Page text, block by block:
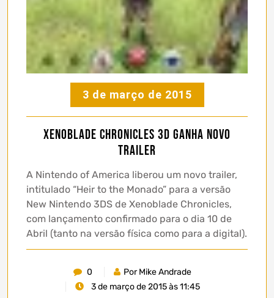
3 de março de 2015
Xenoblade Chronicles 3D ganha novo
trailer
A Nintendo of America liberou um novo trailer,
intitulado “Heir to the Monado” para a versão
New Nintendo 3DS de Xenoblade Chronicles,
com lançamento confirmado para o dia 10 de
Abril (tanto na versão física como para a digital).
0
Por Mike Andrade
3 de março de 2015 às 11:45